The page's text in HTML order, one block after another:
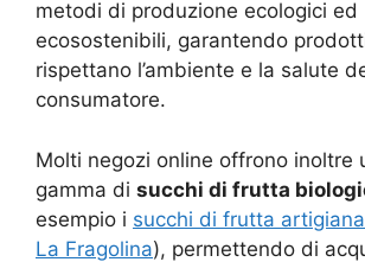
metodi di produzione ecologici ed
ecosostenibili, garantendo
rispettano l’ambiente e la salute
consumatore.
Molti negozi online offrono inoltre
gamma di succhi di frutta
esempio i succhi di frutta
La Fragolina), permettendo di